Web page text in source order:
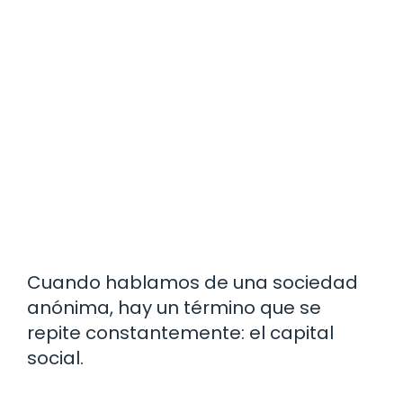
Cuando hablamos de una sociedad
anónima, hay un término que se
repite constantemente: el capital
social.